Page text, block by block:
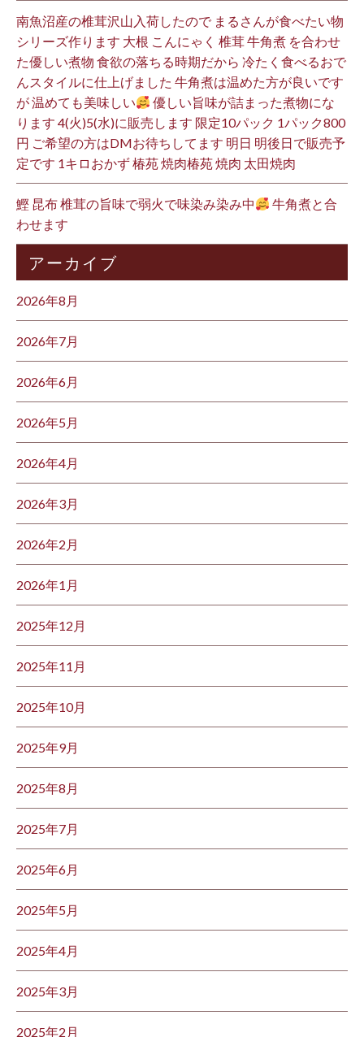
南魚沼産の椎茸沢山入荷したので まるさんが食べたい物
シリーズ作ります 大根 こんにゃく 椎茸 牛角煮 を合わせ
た優しい煮物 食欲の落ちる時期だから 冷たく食べるおで
んスタイルに仕上げました 牛角煮は温めた方が良いです
が 温めても美味しい
優しい旨味が詰まった煮物にな
ります 4(火)5(水)に販売します 限定10パック 1パック800
円 ご希望の方はDMお待ちしてます 明日 明後日で販売予
定です 1キロおかず 椿苑 焼肉椿苑 焼肉 太田焼肉
鰹 昆布 椎茸の旨味で弱火で味染み染み中
牛角煮と合
わせます
アーカイブ
2026年8月
2026年7月
2026年6月
2026年5月
2026年4月
2026年3月
2026年2月
2026年1月
2025年12月
2025年11月
2025年10月
2025年9月
2025年8月
2025年7月
2025年6月
2025年5月
2025年4月
2025年3月
2025年2月